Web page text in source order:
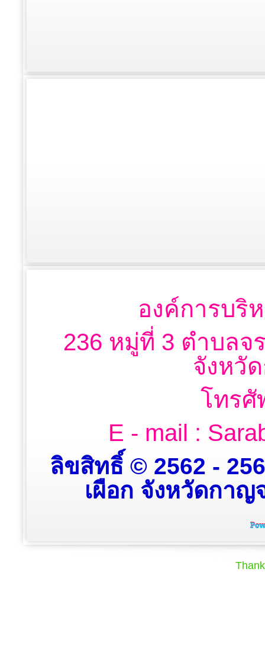
องค์การบริ
236 หมู่ที่ 3 ตำบลจ
จังหวั
โทรศั
E - mail :
ลิขสิทธิ์ © 2562 -
เผือก จังหวัดกา